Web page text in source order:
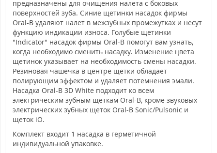
предназначены для очищения налета с боковых
поверхностей зуба. Синие щетинки насадок фирмы
Oral-B удаляют налет в межзубных промежутках и несут
функцию индикации износа. Голубые щетинки
"Indicator" насадок фирмы Oral-B помогут вам узнать,
когда необходимо сменить насадку. Изменение цвета
щетинок указывает на необходимость смены насадки.
Резиновая чашечка в центре щетки обладает
полирующим эффектом и удаляет потемнения эмали.
Насадка Oral-B 3D White подходит ко всем
электрическим зубным щеткам Oral-B, кроме звуковых
электрических зубных щеток Oral-B Sonic/Pulsonic и
щеток iO.
Комплект входит 1 насадка в герметичной
индивидуальной упаковке.